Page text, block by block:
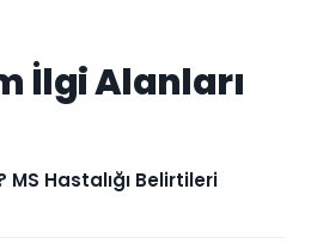
İlgi Alanları
MS Hastalığı Belirtileri